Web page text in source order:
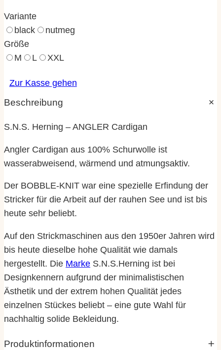
Variante
black
nutmeg
Größe
M
L XXL
Zur Kasse gehen
Beschreibung
S.N.S. Herning – ANGLER Cardigan
Angler Cardigan aus 100% Schurwolle ist
wasserabweisend, wärmend und atmungsaktiv.
Der BOBBLE-KNIT war eine spezielle Erfindung der
Stricker für die Arbeit auf der rauhen See und ist bis
heute sehr beliebt.
Auf den Strickmaschinen aus den 1950er Jahren wird
bis heute dieselbe hohe Qualität wie damals
hergestellt. Die Marke S.N.S.Herning ist bei
Designkennern aufgrund der minimalistischen
Ästhetik und der extrem hohen Qualität jedes
einzelnen Stückes beliebt – eine gute Wahl für
nachhaltig solide Bekleidung.
Produktinformationen